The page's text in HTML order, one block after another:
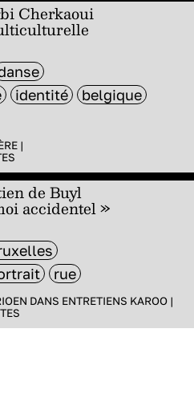
Cherkaoui
identité
belgique
|
de Buyl
accidentel »
rue
DANS ENTRETIENS KAROO |